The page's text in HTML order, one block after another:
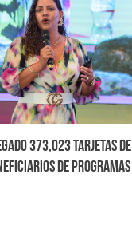
373,023 tarjetas de
de programas